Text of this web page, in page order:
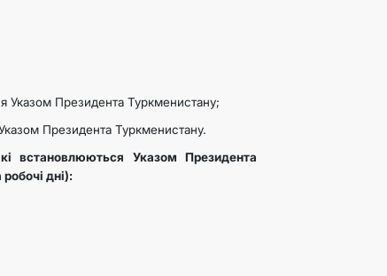
Указом Президента Туркменистану;
Президента Туркменистану.
встановлюються Указом Президента
дні):​